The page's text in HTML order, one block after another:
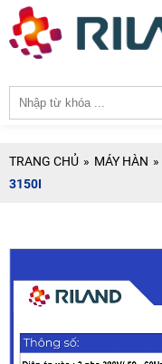
TRANG CHỦ » MÁY HÀN »
3150I